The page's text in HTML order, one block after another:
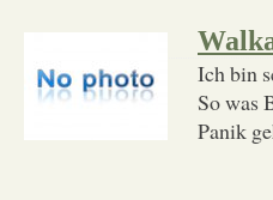
Ich bin
So was
Panik